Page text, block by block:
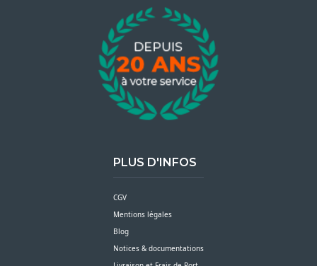
PLUS D'INFOS
CGV
Mentions légales
Blog
Notices & documentations